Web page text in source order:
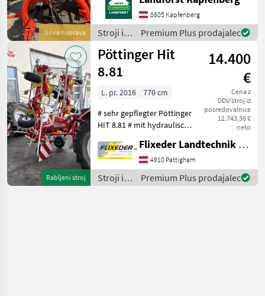
Nova naprava
Schwenkbock Um Ihnen
unnötige Wartezeiten oder
Wegstrecken
8605 Kapfenberg
Stroji in
oprema
za žetev
in
spravilo
/ Kuhn
Premium Plus prodajalec
Rabljeni stroj
Pöttinger Hit
8.81
14.400
€
Cena z
DDV/stroj iz
posredovalnice
12.743,36 €
neto
L. pr. 2016
770 cm
# sehr gepflegter Pöttinger
HIT 8.81 # mit hydraulischer
Multitast # mit
Dämpfungsstreben # mit
Warntafeln und
Beleuchtung Nadmorska
Flixeder Landtechnik GmbH
4910 Pattigham
Stroji in
oprema
Premium Plus prodajalec